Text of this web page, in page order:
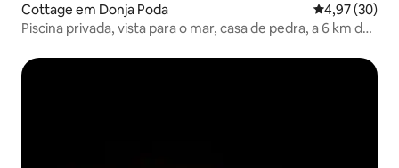
Cottage em Donja Poda Classificação
4,97 (30)
Piscina privada, vista para o mar, casa de pedra, a 6 km do